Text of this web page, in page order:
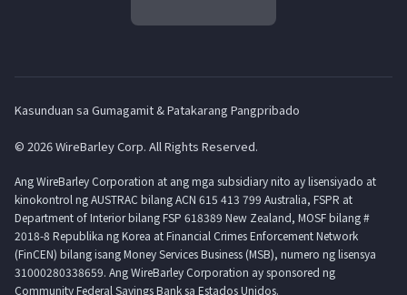
Kasunduan sa Gumagamit & Patakarang Pangpribado
© 2026 WireBarley Corp. All Rights Reserved.
Ang WireBarley Corporation at ang mga subsidiary nito ay lisensiyado at
kinokontrol ng AUSTRAC bilang ACN 615 413 799 Australia, FSPR at
Department of Interior bilang FSP 618389 New Zealand, MOSF bilang #
2018-8 Republika ng Korea at Financial Crimes Enforcement Network
(FinCEN) bilang isang Money Services Business (MSB), numero ng lisensya
31000280338659. Ang WireBarley Corporation ay sponsored ng
Community Federal Savings Bank sa Estados Unidos.